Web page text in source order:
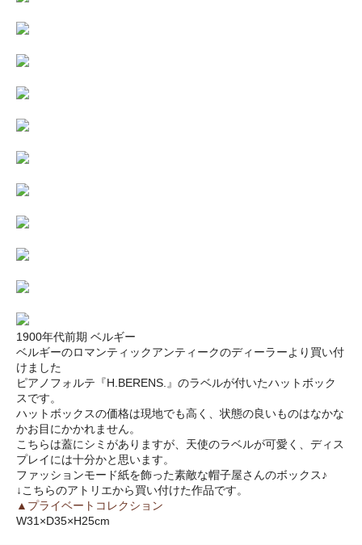
1900年代前期 ベルギー
ベルギーのロマンティックアンティークのディーラーより買い付
けました
ピアノフォルテ『H.BERENS.』のラベルが付いたハットボック
スです。
ハットボックスの価格は現地でも高く、状態の良いものはなかな
かお目にかかれません。
こちらは蓋にシミがありますが、天使のラベルが可愛く、ディス
プレイには十分かと思います。
ファッションモード紙を飾った素敵な帽子屋さんのボックス♪
↓こちらのアトリエから買い付けた作品です。
▲プライベートコレクション
W31×D35×H25cm